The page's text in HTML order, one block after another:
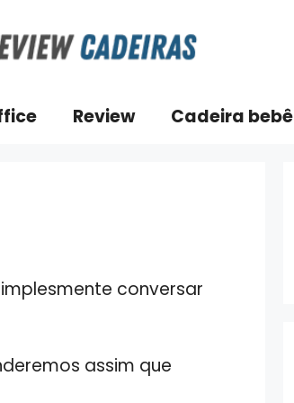
Review Cadeira bebê
conversar
assim que